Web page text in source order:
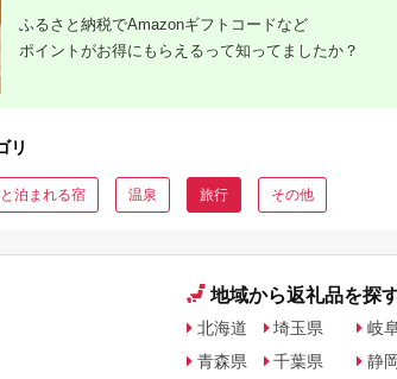
ふるさと納税でAmazonギフトコードなど
ポイントがお得にもらえるって知ってましたか？
リ
泊まれる宿 温泉 旅行 その他
地域から返礼品を探
北海道
青森県
埼玉県
千葉県
岐
静